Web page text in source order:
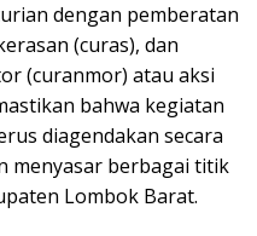
dengan pemberatan
(curas), dan
(curanmor) atau aksi
bahwa kegiatan
diagendakan secara
menyasar berbagai titik
Lombok Barat.